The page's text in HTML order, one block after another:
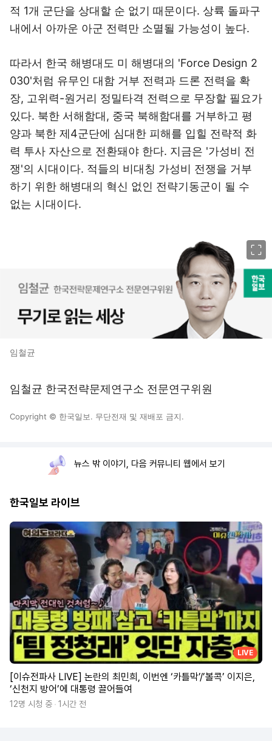
적 1개 군단을 상대할 순 없기 때문이다. 상륙 돌파구
내에서 아까운 아군 전력만 소멸될 가능성이 높다.
따라서 한국 해병대도 미 해병대의 'Force Design 2
030'처럼 유무인 대함 거부 전력과 드론 전력을 확
장, 고위력-원거리 정밀타격 전력으로 무장할 필요가
있다. 북한 서해함대, 중국 북해함대를 거부하고 평
양과 북한 제4군단에 심대한 피해를 입힐 전략적 화
력 투사 자산으로 전환돼야 한다. 지금은 '가성비 전
쟁'의 시대이다. 적들의 비대칭 가성비 전쟁을 거부
하기 위한 해병대의 혁신 없인 전략기동군이 될 수
없는 시대이다.
임철균
임철균 한국전략문제연구소 전문연구위원
Copyright © 한국일보. 무단전재 및 재배포 금지.
뉴스 밖 이야기, 다음 커뮤니티 웹에서 보기
한국일보 라이브
LIVE
[이슈전파사 LIVE] 논란의 최민희, 이번엔 ‘카틀막’/’볼콕’ 이지은,
‘신천지 방어’에 대통령 끌어들여
12명 시청 중 1시간 전